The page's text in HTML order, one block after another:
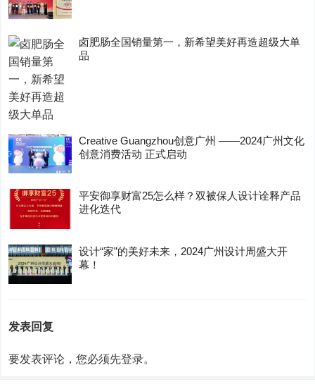
卤肥肠全国销量第一，新希望美好再造超级大单
品
Creative Guangzhou创意广州 ——2024广州文化
创意消费活动 正式启动
平安御享财富25怎么样？双被保人设计诠释产品
进化迭代
设计“家”的美好未来，2024广州设计周盛大开
幕！
发表回复
要发表评论，您必须先登录。